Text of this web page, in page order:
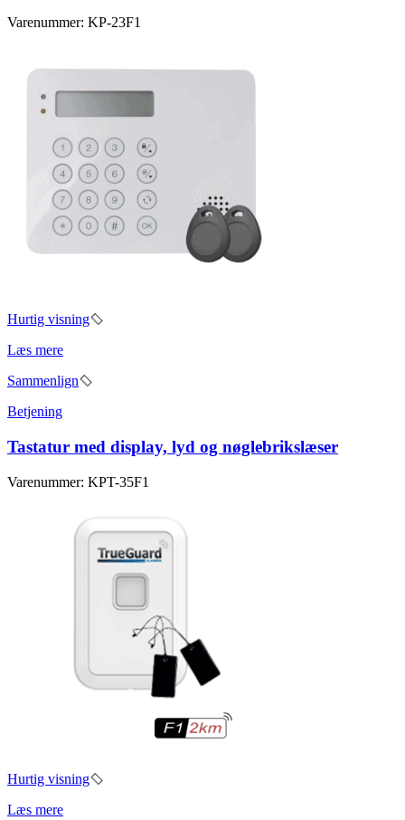
Varenummer: KP-23F1
Hurtig visning
Læs mere
Sammenlign
Betjening
Tastatur med display, lyd og nøglebrikslæser
Varenummer: KPT-35F1
Hurtig visning
Læs mere